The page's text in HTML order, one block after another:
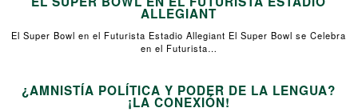
ALLEGIANT
El Super Bowl en el Futurista Estadio Allegiant El Super Bowl se Celebra
en el Futurista…
¿AMNISTÍA POLÍTICA Y PODER DE LA LENGUA?
¡LA CONEXIÓN!